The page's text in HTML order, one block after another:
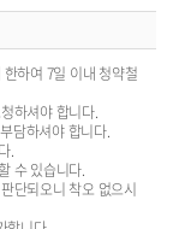
하여 7일 이내 청약철
하셔야 합니다.
담하셔야 합니다.
.
수 있습니다.
단되오니 착오 없으시